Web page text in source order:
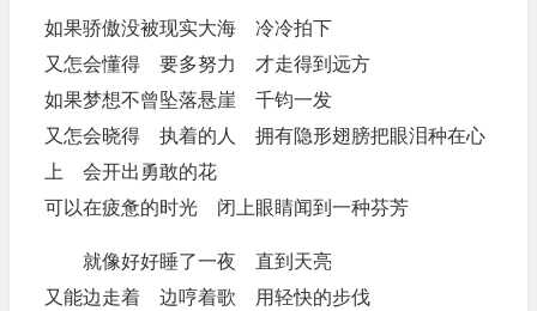
如果骄傲没被现实大海 冷冷拍下
又怎会懂得 要多努力 才走得到远方
如果梦想不曾坠落悬崖 千钧一发
又怎会晓得 执着的人 拥有隐形翅膀把眼泪种在心
上 会开出勇敢的花
可以在疲惫的时光 闭上眼睛闻到一种芬芳
就像好好睡了一夜 直到天亮
又能边走着 边哼着歌 用轻快的步伐